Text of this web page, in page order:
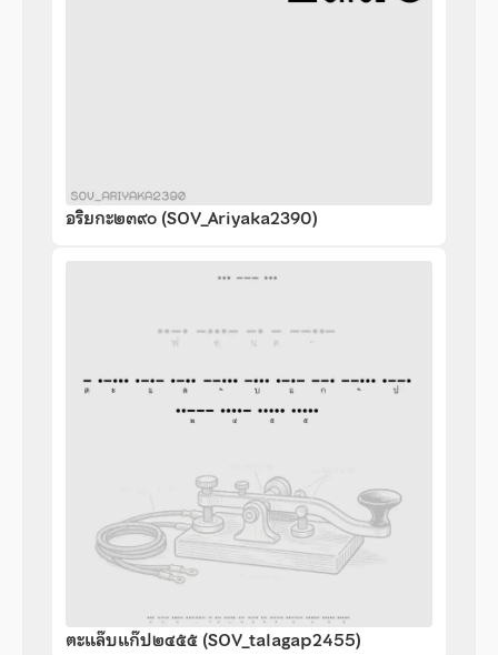
อริยกะ๒๓๙๐ (SOV_Ariyaka2390)
ตะแล๊บแก๊ป๒๔๕๕ (SOV_talagap2455)